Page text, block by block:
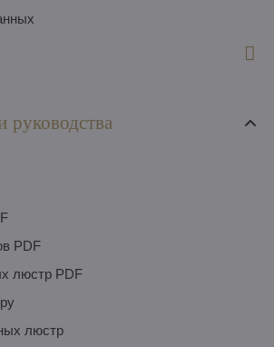
руководства
PDF
люстр PDF
люстр